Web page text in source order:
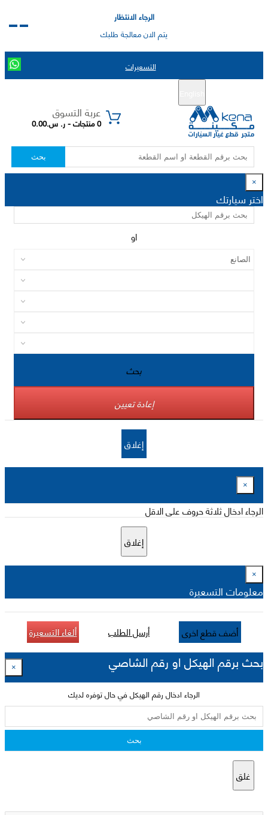
الرجاء الانتظار
يتم الان معالجة طلبك
التسعيرات
عربة التسوق
0 منتجات - ر. س.0.00
بحث
×
اختر سيارتك
او
بحث
إعادة تعيين
إغلاق
×
الرجاء ادخال ثلاثة حروف على الاقل
إغلاق
×
معلومات التسعيرة
أضف قطع اخرى أرسل الطلب ألغاء التسعيرة
بحث برقم الهيكل او رقم الشاصي ×
الرجاء ادخال رقم الهيكل في حال توفره لديك
بحث
غلق